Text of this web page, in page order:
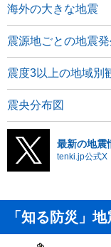
海外の大きな地震
震源地ごとの地震
震度3以上の地域別
震央分布図
最新の地震
tenki.jp公式X
「知る防災」地